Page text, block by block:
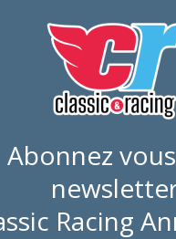
Abonnez
Racing